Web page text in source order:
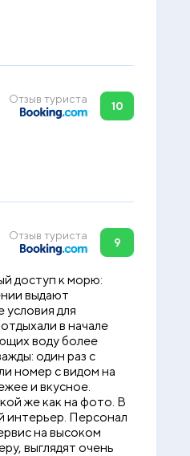
Отзыв туриста
10
Отзыв туриста
9
доступ к морю:
выдают
для
в начале
воду более
один раз с
номер с видом на
и вкусное.
же как на фото. В
интерьер. Персонал
на высоком
выглядят очень